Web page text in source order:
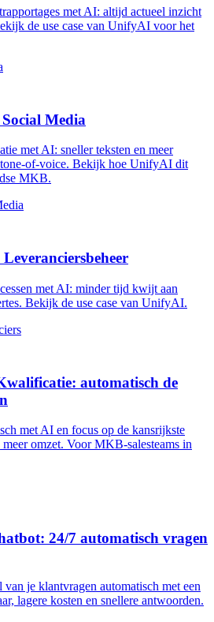
met AI: altijd actueel inzicht
de use case van UnifyAI voor het
Media
met AI: sneller teksten en meer
of-voice. Bekijk hoe UnifyAI dit
MKB.
met AI: minder tijd kwijt aan
Bekijk de use case van UnifyAI.
automatisch de
met AI en focus op de kansrijkste
omzet. Voor MKB-salesteams in
24/7 automatisch vragen
je klantvragen automatisch met een
lagere kosten en snellere antwoorden.